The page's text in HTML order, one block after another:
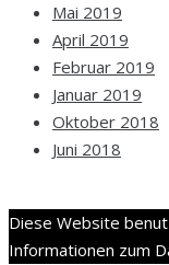
Mai 2019
April 2019
Februar 2019
Januar 2019
Oktober 2018
Juni 2018
Diese Website
Informationen zum